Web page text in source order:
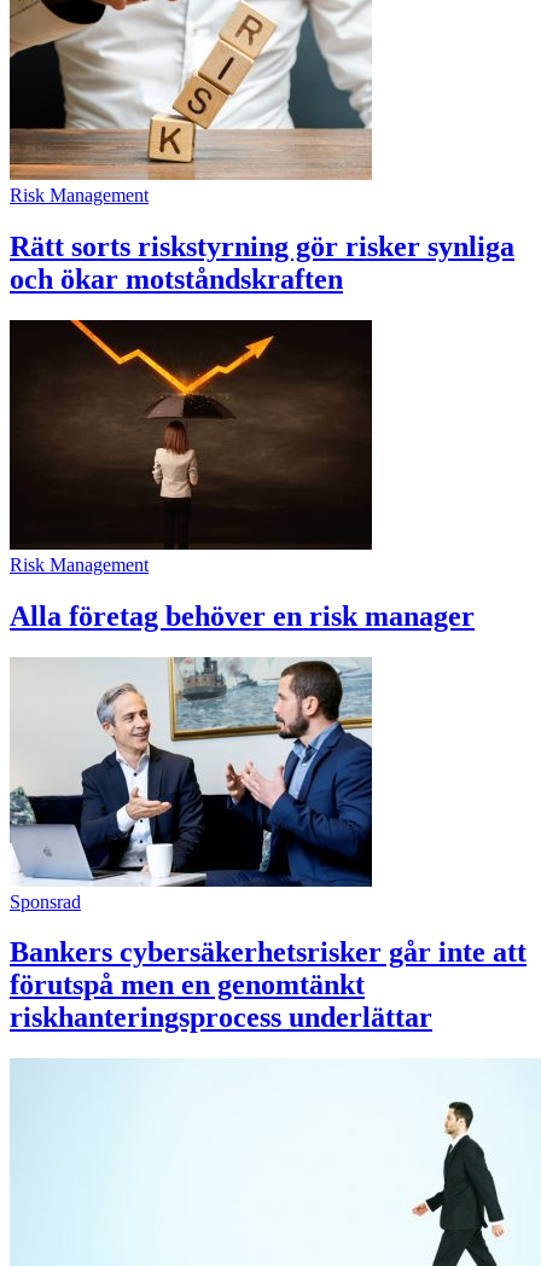
Risk Management
Rätt sorts riskstyrning gör risker synliga
och ökar motståndskraften
Risk Management
Alla företag behöver en risk manager
Sponsrad
Bankers cybersäkerhetsrisker går inte att
förutspå men en genomtänkt
riskhanteringsprocess underlättar